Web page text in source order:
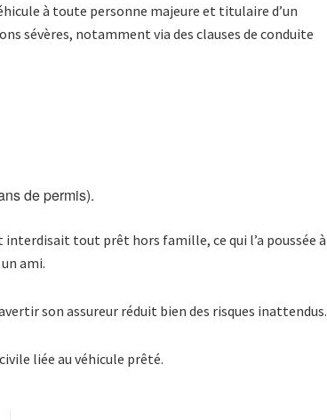
à toute personne majeure et titulaire d’un
sévères, notamment via des clauses de conduite
de permis).
tout prêt hors famille, ce qui l’a poussée à
ami.
son assureur réduit bien des risques inattendus.
liée au véhicule prêté.